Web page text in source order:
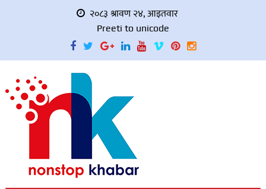
२०८३ श्रावण २४, आइतवार
Preeti to unicode